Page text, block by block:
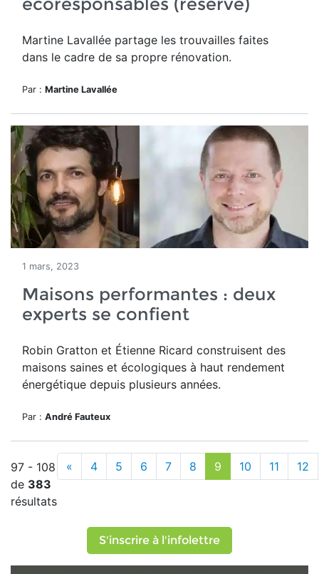
Martine Lavallée partage les trouvailles faites
dans le cadre de sa propre rénovation.
Par : Martine Lavallée
1 mars, 2023
Maisons performantes : deux
experts se confient
Robin Gratton et Étienne Ricard construisent des
maisons saines et écologiques à haut rendement
énergétique depuis plusieurs années.
Par : André Fauteux
97 - 108
de 383
résultats
« 4 5 6 7 8 9 10 11 12
S'inscrire à l'infolettre